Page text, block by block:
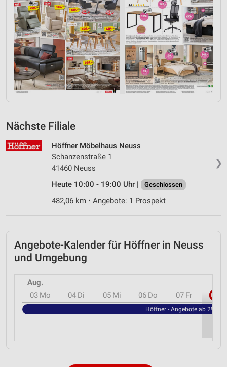
Nächste Filiale
❯
Höffner Möbelhaus Neuss
Schanzenstraße 1
41460 Neuss
Heute 10:00 - 19:00 Uhr |
Geschlossen
482,06 km • Angebote: 1 Prospekt
Angebote-Kalender für Höffner in Neuss
und Umgebung
Aug.
03 Mo 04 Di 05 Mi 06 Do 07 Fr 08
Höffner - Angebote ab 29.07